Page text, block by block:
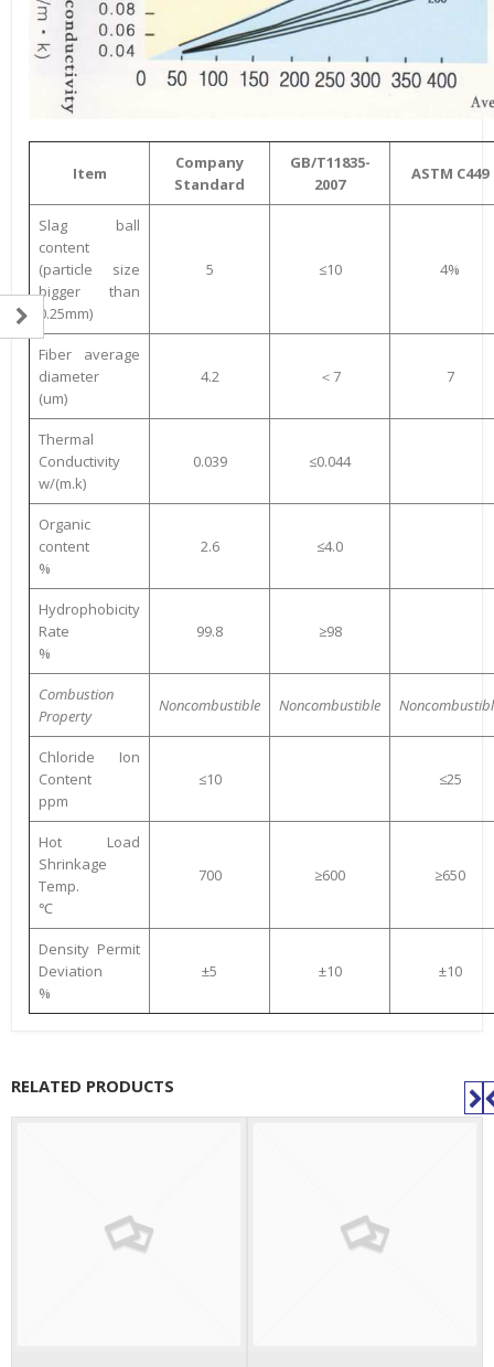
Item
Company
Standard
GB/T11835-
2007
ASTM C449
Slag ball
content
(particle size
bigger than
0.25mm)
5 ≤10 4%
Fiber average
diameter
(um)
4.2 ＜7 7
Thermal
Conductivity
w/(m.k)
0.039 ≤0.044
Organic
content
%
2.6 ≤4.0
Hydrophobicity
Rate
%
99.8 ≥98
Combustion
Property
Noncombustible Noncombustible
Chloride Ion
Content
ppm
≤10 ≤25
Hot Load
Shrinkage
Temp.
℃
700 ≥600 ≥650
Density Permit
Deviation
%
±5 ±10 ±10
RELATED PRODUCTS